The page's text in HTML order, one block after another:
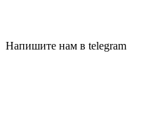
Напишите нам в telegram